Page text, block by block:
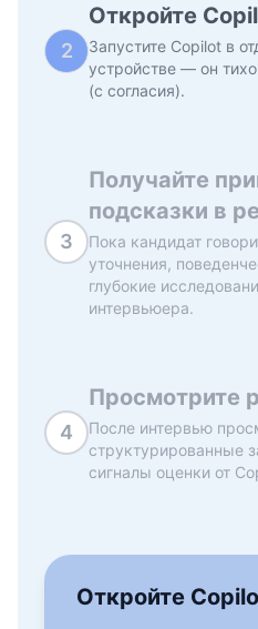
2
Откройте
Запустите Copilot в
устройстве — он
(с согласия).
3
Получайте
подсказки в
Пока кандидат
уточнения,
глубокие
интервьюера.
4
Просмотрите
После интервью
структурированные
сигналы оценки от
Откройте